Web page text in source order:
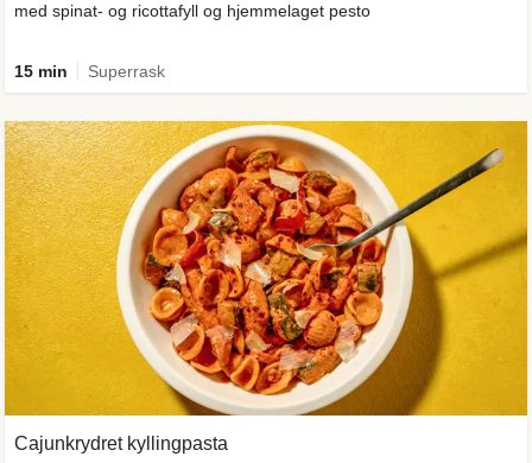
med spinat- og ricottafyll og hjemmelaget pesto
15 min Superrask
Cajunkrydret kyllingpasta